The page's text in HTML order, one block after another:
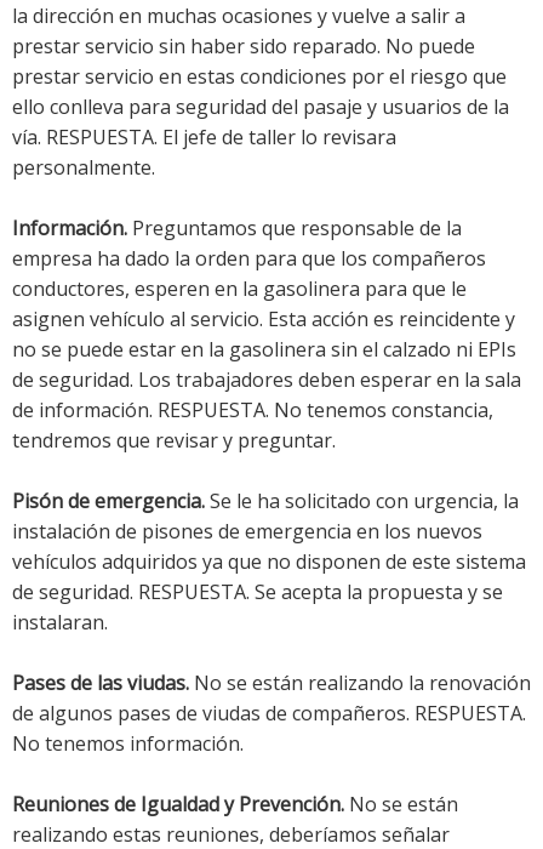
la dirección en muchas ocasiones y vuelve a salir a
prestar servicio sin haber sido reparado. No puede
prestar servicio en estas condiciones por el riesgo que
ello conlleva para seguridad del pasaje y usuarios de la
vía. RESPUESTA. El jefe de taller lo revisara
personalmente.
Información. Preguntamos que responsable de la
empresa ha dado la orden para que los compañeros
conductores, esperen en la gasolinera para que le
asignen vehículo al servicio. Esta acción es reincidente y
no se puede estar en la gasolinera sin el calzado ni EPIs
de seguridad. Los trabajadores deben esperar en la sala
de información. RESPUESTA. No tenemos constancia,
tendremos que revisar y preguntar.
Pisón de emergencia.Se le ha solicitado con urgencia, la
instalación de pisones de emergencia en los nuevos
vehículos adquiridos ya que no disponen de este sistema
de seguridad. RESPUESTA. Se acepta la propuesta y se
instalaran.
Pases de las viudas. No se están realizando la renovación
de algunos pases de viudas de compañeros. RESPUESTA.
No tenemos información.
Reuniones de Igualdad y Prevención. No se están
realizando estas reuniones, deberíamos señalar